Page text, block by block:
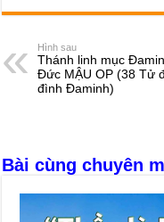
c
e
b
o
k
ss
n
g
at
A
Hình sau
Thánh linh mục
Đức MẬU OP (38 Tử
đình Đaminh)
Bài cùng chuyên